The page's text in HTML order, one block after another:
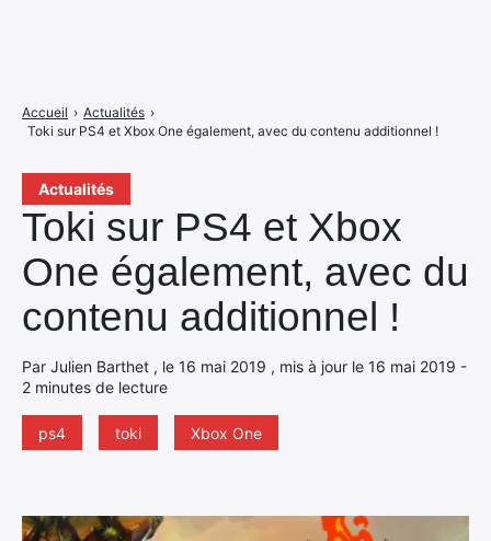
Actualités
Toki sur PS4 et Xbox
One également, avec du
contenu additionnel !
Par Julien Barthet , le 16 mai 2019 , mis à jour le 16 mai 2019 -
2 minutes de lecture
ps4 toki Xbox One
Accueil › Actualités ›
Toki sur PS4 et Xbox One également, avec du contenu additionnel !